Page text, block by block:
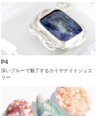
P4
深いブルーで魅了するカイヤナイトジュエ
リー